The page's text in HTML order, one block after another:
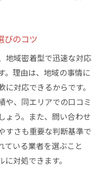
びのコツ
地域密着型で迅速な対応
。理由は、地域の事情に
対応できるからです。
や、同エリアでの口コミ
ょう。また、問い合わせ
すさも重要な判断基準で
ている業者を選ぶこと
対処できます。